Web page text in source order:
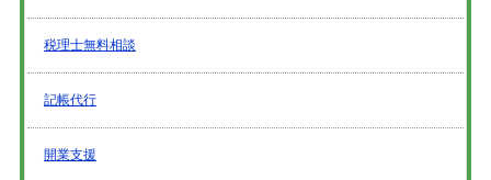
税理士無料相談
記帳代行
開業支援